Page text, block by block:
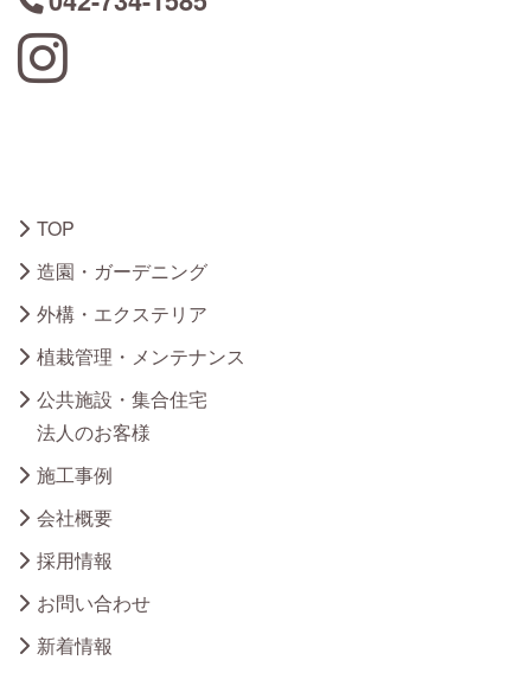
Instagram
TOP
造園・ガーデニング
外構・エクステリア
植栽管理・メンテナンス
公共施設・集合住宅
法人のお客様
施工事例
会社概要
採用情報
お問い合わせ
新着情報